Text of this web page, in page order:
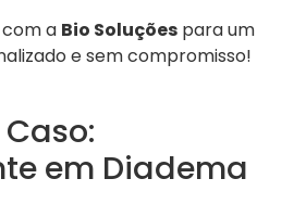
a Bio Soluções para um
e sem compromisso!
em Diadema